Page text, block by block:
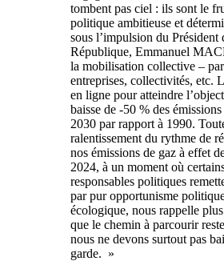
tombent pas ciel : ils sont le
politique ambitieuse et
sous l’impulsion du Président
République, Emmanuel
la mobilisation collective –
entreprises, collectivités, etc.
en ligne pour atteindre
baisse de -50 % des
2030 par rapport à 1990.
ralentissement du rythme de
nos émissions de gaz à effet
2024, à un moment où
responsables politiques
par pur opportunisme
écologique, nous rappelle
que le chemin à parcourir
nous ne devons surtout pas
garde. »